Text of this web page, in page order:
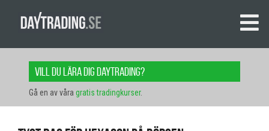
Vill du lära dig daytrading?
Gå en av våra gratis tradingkurser.